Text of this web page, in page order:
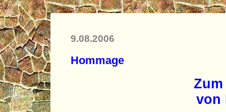
9.08.2006
Hommage
von